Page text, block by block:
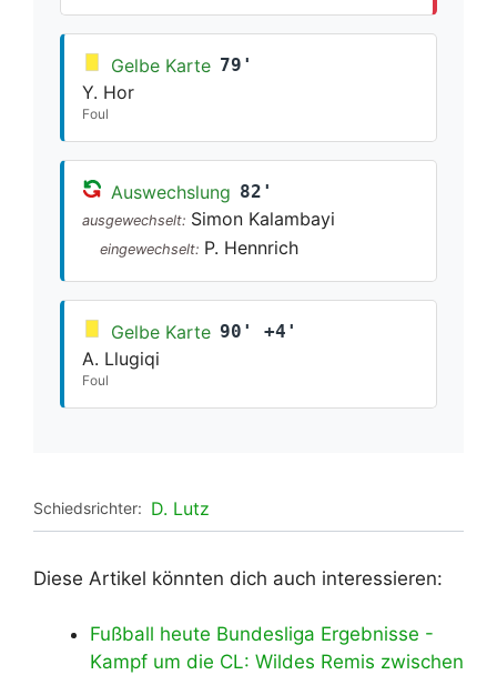
Gelbe Karte 79'
Y. Hor
Foul
Auswechslung 82'
ausgewechselt: Simon Kalambayi
eingewechselt: P. Hennrich
Gelbe Karte 90' +4'
A. Llugiqi
Foul
Schiedsrichter: D. Lutz
Diese Artikel könnten dich auch interessieren:
Fußball heute Bundesliga Ergebnisse -
Kampf um die CL: Wildes Remis zwischen